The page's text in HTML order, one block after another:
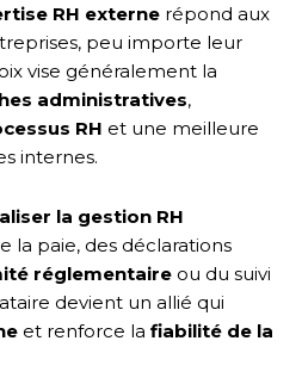
RH externe répond aux
peu importe leur
vise généralement la
administratives,
RH et une meilleure
internes.
la gestion RH
la paie, des déclarations
réglementaire ou du suivi
devient un allié qui
et renforce la fiabilité de la